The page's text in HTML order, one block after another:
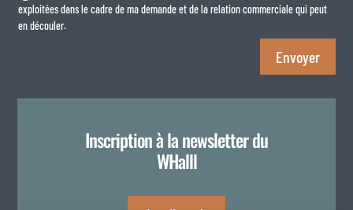
exploitées dans le cadre de ma demande et de la relation commerciale qui peut
en découler.
Envoyer
Inscription à la newsletter du
WHalll